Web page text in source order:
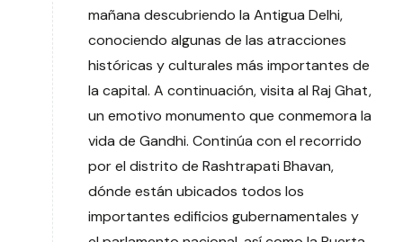
mañana descubriendo la Antigua Delhi,
conociendo algunas de las atracciones
históricas y culturales más importantes de
la capital. A continuación, visita al Raj Ghat,
un emotivo monumento que conmemora la
vida de Gandhi. Continúa con el recorrido
por el distrito de Rashtrapati Bhavan,
dónde están ubicados todos los
importantes edificios gubernamentales y